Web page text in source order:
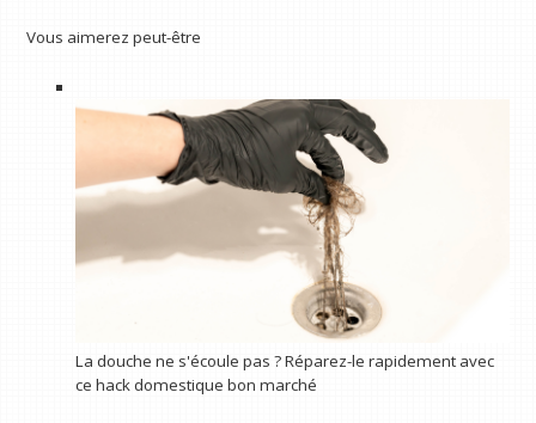
Vous aimerez peut-être
La douche ne s'écoule pas ? Réparez-le rapidement avec
ce hack domestique bon marché